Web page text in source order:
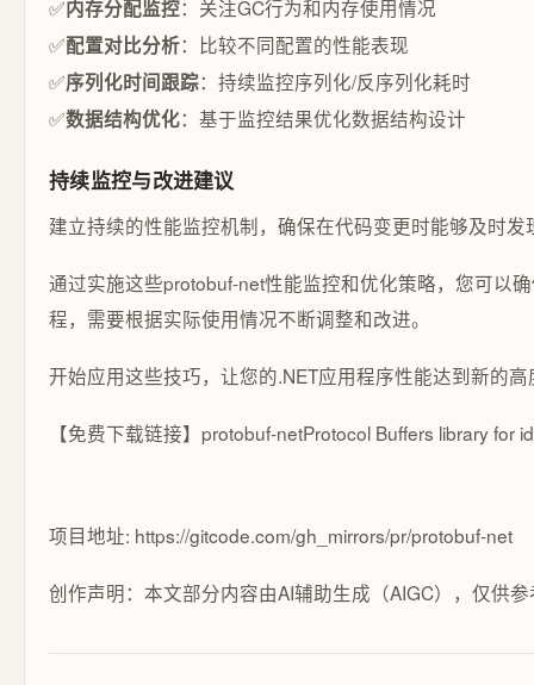
✅内存分配监控：关注GC行为和内存使用情况
✅配置对比分析：比较不同配置的性能表现
✅序列化时间跟踪：持续监控序列化/反序列化耗时
✅数据结构优化：基于监控结果优化数据结构设计
持续监控与改进建议
建立持续的性能监控机制，确保在代码变更时能够及时
通过实施这些protobuf-net性能监控和优化策略，您可以
程，需要根据实际使用情况不断调整和改进。
开始应用这些技巧，让您的.NET应用程序性能达到新的高
【免费下载链接】protobuf-netProtocol Buffers library for
项目地址: https://gitcode.com/gh_mirrors/pr/protobuf-net
创作声明：本文部分内容由AI辅助生成（AIGC），仅供参